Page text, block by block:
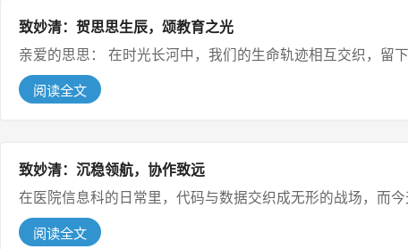
致妙清：贺思思生辰，颂教育之光
亲爱的思思： 在时光长河中，我们的生命轨迹相
阅读全文
致妙清：沉稳领航，协作致远
在医院信息科的日常里，代码与数据交织成无形的战场，而
阅读全文